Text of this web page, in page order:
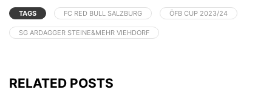
TAGS FC RED BULL SALZBURG ÖFB CUP 2023/24
SG ARDAGGER STEINE&MEHR VIEHDORF
RELATED POSTS